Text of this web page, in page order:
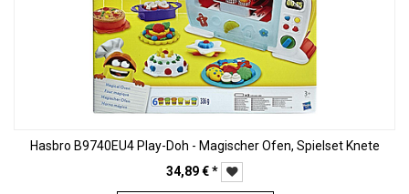
Hasbro B9740EU4 Play-Doh - Magischer Ofen, Spielset Knete
34,89€*